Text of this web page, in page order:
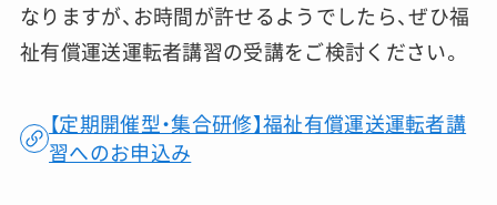
なりますが、お時間が許せるようでしたら、ぜひ福
祉有償運送運転者講習の受講をご検討ください。
【定期開催型・集合研修】福祉有償運送運転者講
習へのお申込み